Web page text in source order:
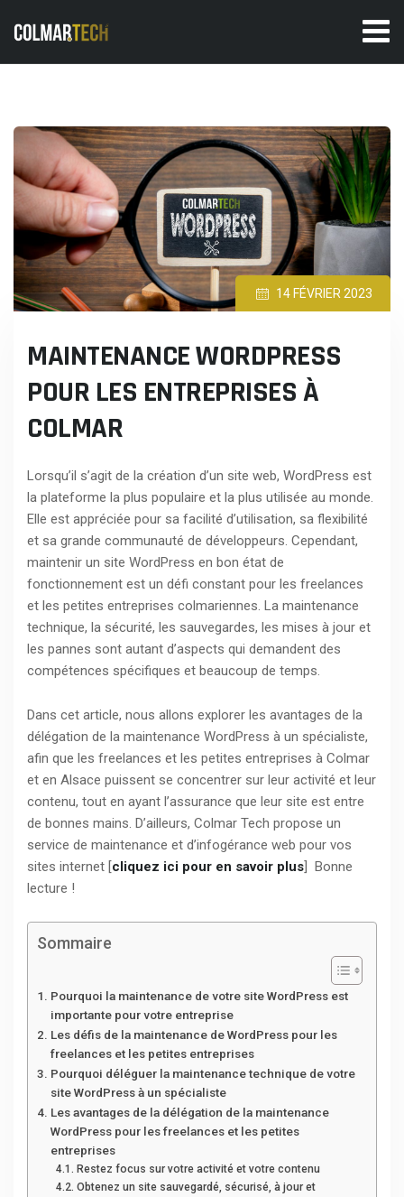
14 FÉVRIER 2023
MAINTENANCE WORDPRESS
POUR LES ENTREPRISES À
COLMAR
Lorsqu’il s’agit de la création d’un site web, WordPress est
la plateforme la plus populaire et la plus utilisée au monde.
Elle est appréciée pour sa facilité d’utilisation, sa flexibilité
et sa grande communauté de développeurs. Cependant,
maintenir un site WordPress en bon état de
fonctionnement est un défi constant pour les freelances
et les petites entreprises colmariennes. La maintenance
technique, la sécurité, les sauvegardes, les mises à jour et
les pannes sont autant d’aspects qui demandent des
compétences spécifiques et beaucoup de temps.
Dans cet article, nous allons explorer les avantages de la
délégation de la maintenance WordPress à un spécialiste,
afin que les freelances et les petites entreprises à Colmar
et en Alsace puissent se concentrer sur leur activité et leur
contenu, tout en ayant l’assurance que leur site est entre
de bonnes mains. D’ailleurs, Colmar Tech propose un
service de maintenance et d’infogérance web pour vos
sites internet [cliquez ici pour en savoir plus] Bonne
lecture !
Sommaire
Pourquoi la maintenance de votre site WordPress est
importante pour votre entreprise
Les défis de la maintenance de WordPress pour les
freelances et les petites entreprises
Pourquoi déléguer la maintenance technique de votre
site WordPress à un spécialiste
Les avantages de la délégation de la maintenance
WordPress pour les freelances et les petites
entreprises
Restez focus sur votre activité et votre contenu
Obtenez un site sauvegardé, sécurisé, à jour et